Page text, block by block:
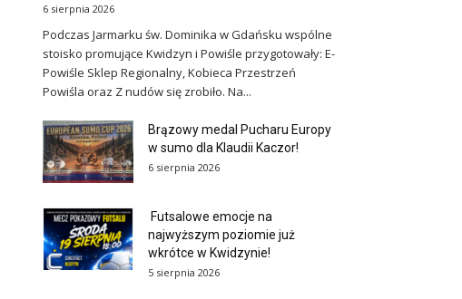
6 sierpnia 2026
Podczas Jarmarku św. Dominika w Gdańsku wspólne
stoisko promujące Kwidzyn i Powiśle przygotowały: E-
Powiśle Sklep Regionalny, Kobieca Przestrzeń
Powiśla oraz Z nudów się zrobiło. Na...
Brązowy medal Pucharu Europy
w sumo dla Klaudii Kaczor!
6 sierpnia 2026
Futsalowe emocje na
najwyższym poziomie już
wkrótce w Kwidzynie!
5 sierpnia 2026